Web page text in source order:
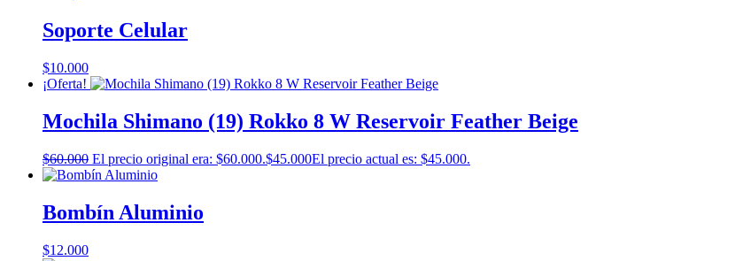
Soporte Celular
$10.000
¡Oferta!
Mochila Shimano (19) Rokko 8 W Reservoir Feather Beige
$60.000 El precio original era: $60.000.$45.000El precio actual es: $45.000.
Bombín Aluminio
$12.000